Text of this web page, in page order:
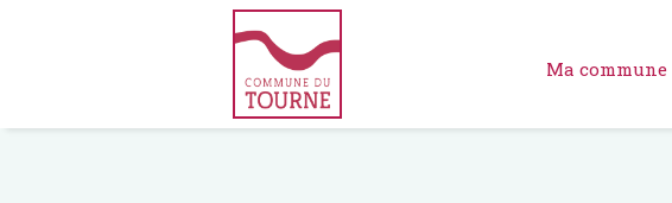
Ma commune